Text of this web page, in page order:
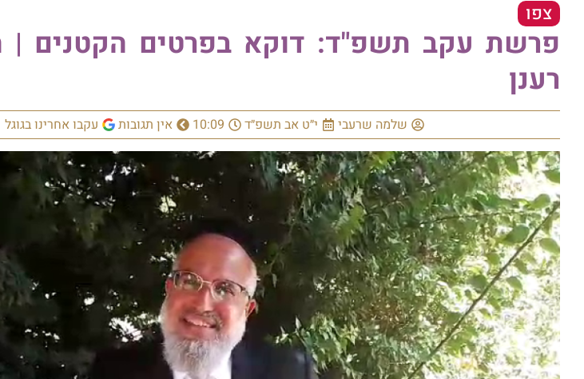
צפו
פרשת עקב תשפ"ד: דוקא בפרטים הקטנים |
רענן
שלמה שרעבי י״ט אב תשפ״ד 10:09 אין תגובות עקבו אחרינו בגוגל